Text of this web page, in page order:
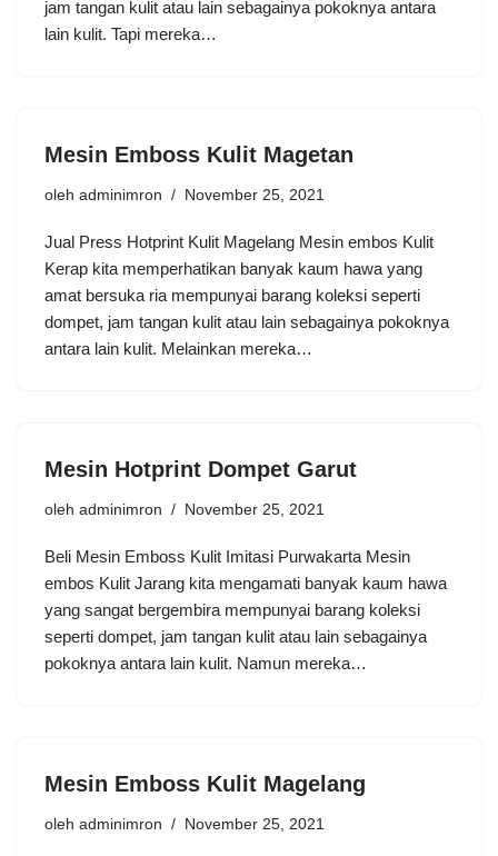
jam tangan kulit atau lain sebagainya pokoknya antara
lain kulit. Tapi mereka…
Mesin Emboss Kulit Magetan
oleh adminimron November 25, 2021
Jual Press Hotprint Kulit Magelang Mesin embos Kulit
Kerap kita memperhatikan banyak kaum hawa yang
amat bersuka ria mempunyai barang koleksi seperti
dompet, jam tangan kulit atau lain sebagainya pokoknya
antara lain kulit. Melainkan mereka…
Mesin Hotprint Dompet Garut
oleh adminimron November 25, 2021
Beli Mesin Emboss Kulit Imitasi Purwakarta Mesin
embos Kulit Jarang kita mengamati banyak kaum hawa
yang sangat bergembira mempunyai barang koleksi
seperti dompet, jam tangan kulit atau lain sebagainya
pokoknya antara lain kulit. Namun mereka…
Mesin Emboss Kulit Magelang
oleh adminimron November 25, 2021